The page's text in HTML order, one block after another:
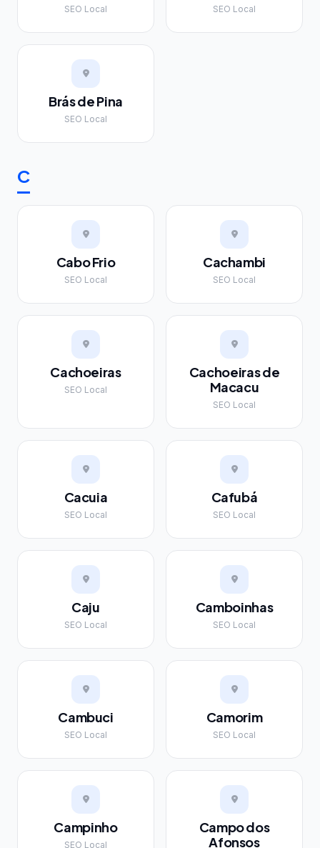
SEO Local SEO Local
Brás de Pina
SEO Local
C
Cabo Frio
SEO Local
Cachambi
SEO Local
Cachoeiras
SEO Local
Cachoeiras de
Macacu
SEO Local
Cacuia
SEO Local
Cafubá
SEO Local
Caju
SEO Local
Camboinhas
SEO Local
Cambuci
SEO Local
Camorim
SEO Local
Campinho
SEO Local
Campo dos
Afonsos